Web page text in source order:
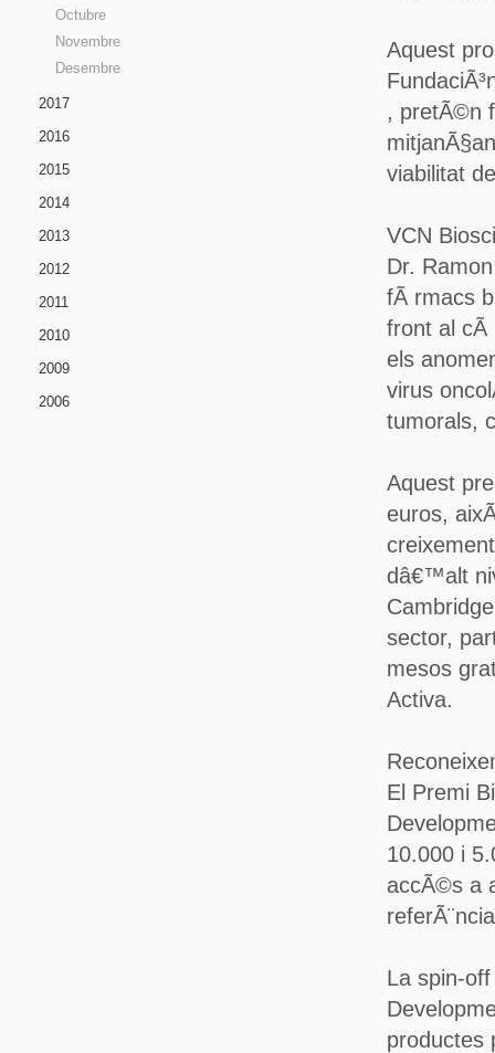
Octubre
Novembre
Desembre
2017
2016
2015
2014
2013
2012
2011
2010
2009
2006
Aquest
, pretÃ©n
viabilitat
VCN
Dr.
fÃ rmacs
front al cÃ
els
virus
tumorals,
Aquest
euros,
dâ€™alt
sector,
mesos
Activa.
El Premi
10.000 i
accÃ©s a
La spin-
productes